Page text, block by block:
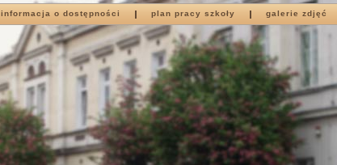
informacja o dostępności plan pracy szkoły galerie zdjęć